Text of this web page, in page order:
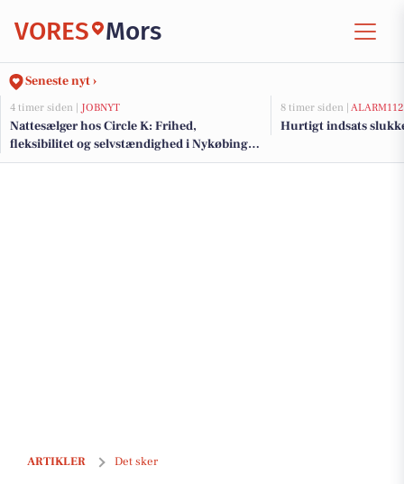
VORES Mors
Seneste nyt ›
4 timer siden | JOBNYT
Nattesælger hos Circle K: Frihed,
fleksibilitet og selvstændighed i Nykøbing
Mors
8 timer siden | ALARM112
Hurtigt indsats
ARTIKLER Det sker
Forstå knogleskørhed: Oplysningsarrangement på Plejehjemmet